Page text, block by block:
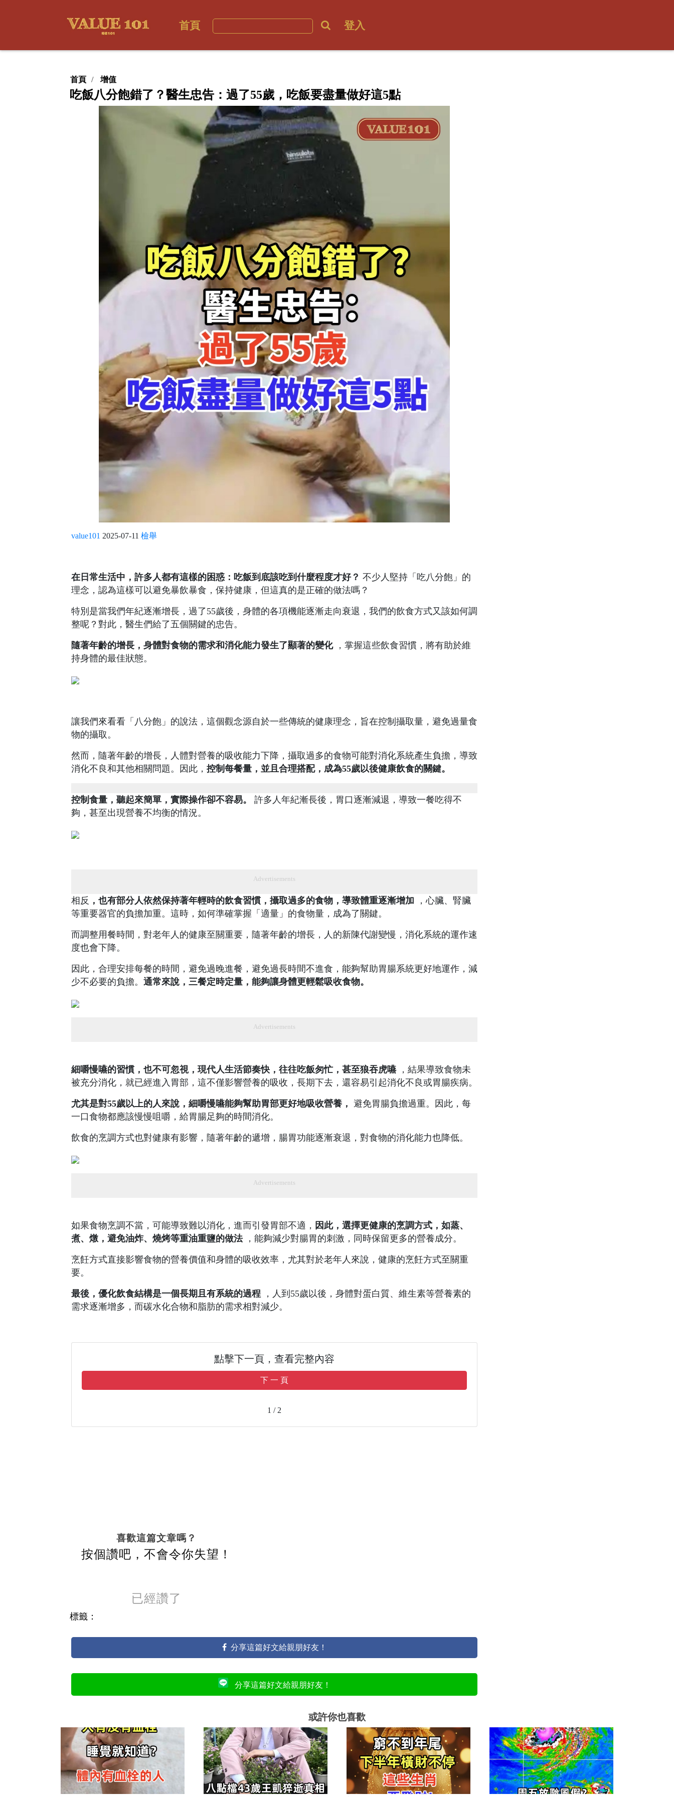
首頁 登入
首頁 增值
吃飯八分飽錯了？醫生忠告：過了55歲，吃飯要盡量做好這5點
value101 2025-07-11 檢舉
在日常生活中，許多人都有這樣的困惑：吃飯到底該吃到什麼程度才好？ 不少人堅持「吃八分飽」的
理念，認為這樣可以避免暴飲暴食，保持健康，但這真的是正確的做法嗎？
特別是當我們年紀逐漸增長，過了55歲後，身體的各項機能逐漸走向衰退，我們的飲食方式又該如何調
整呢？對此，醫生們給了五個關鍵的忠告。
隨著年齡的增長，身體對食物的需求和消化能力發生了顯著的變化，掌握這些飲食習慣，將有助於維
持身體的最佳狀態。
讓我們來看看「八分飽」的說法，這個觀念源自於一些傳統的健康理念，旨在控制攝取量，避免過量食
物的攝取。
然而，隨著年齡的增長，人體對營養的吸收能力下降，攝取過多的食物可能對消化系統產生負擔，導致
消化不良和其他相關問題。因此， 控制每餐量，並且合理搭配，成為55歲以後健康飲食的關鍵。
控制食量，聽起來簡單，實際操作卻不容易。
許多人年紀漸長後，胃口逐漸減退，導致一餐吃得不
夠，甚至出現營養不均衡的情況。
Advertisements
相反 ，也有部分人依然保持著年輕時的飲食習慣，攝取過多的食物，導致體重逐漸增加 ，心臟、腎臟
等重要器官的負擔加重。這時，如何準確掌握「適量」的食物量，成為了關鍵。
而調整用餐時間，對老年人的健康至關重要，隨著年齡的增長，人的新陳代謝變慢，消化系統的運作速
度也會下降。
因此，合理安排每餐的時間，避免過晚進餐，避免過長時間不進食，能夠幫助胃腸系統更好地運作，減
少不必要的負擔。 通常來說，三餐定時定量，能夠讓身體更輕鬆吸收食物。
Advertisements
細嚼慢嚥的習慣，也不可忽視，現代人生活節奏快，往往吃飯匆忙，甚至狼吞虎嚥，結果導致食物未
被充分消化，就已經進入胃部，這不僅影響營養的吸收，長期下去，還容易引起消化不良或胃腸疾病。
尤其是對55歲以上的人來說，細嚼慢嚥能夠幫助胃部更好地吸收營養， 避免胃腸負擔過重。因此，每
一口食物都應該慢慢咀嚼，給胃腸足夠的時間消化。
飲食的烹調方式也對健康有影響，隨著年齡的遞增，腸胃功能逐漸衰退，對食物的消化能力也降低。
Advertisements
如果食物烹調不當，可能導致難以消化，進而引發胃部不適， 因此，選擇更健康的烹調方式，如蒸、
煮、燉，避免油炸、燒烤等重油重鹽的做法，能夠減少對腸胃的刺激，同時保留更多的營養成分。
烹飪方式直接影響食物的營養價值和身體的吸收效率，尤其對於老年人來說，健康的烹飪方式至關重
要。
最後，優化飲食結構是一個長期且有系統的過程 ，人到55歲以後，身體對蛋白質、維生素等營養素的
需求逐漸增多，而碳水化合物和脂肪的需求相對減少。
點擊下一頁，查看完整內容
下 一 頁
1 / 2
喜歡這篇文章嗎？
按個讚吧，不會令你失望！
已經讚了
標籤：
分享這篇好文給親朋好友！
分享這篇好文給親朋好友！
或許你也喜歡